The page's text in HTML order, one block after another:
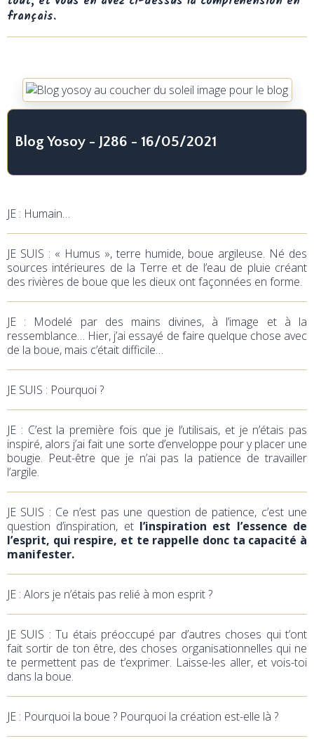
français.
Blog Yosoy - J286 - 16/05/2021
JE : Humain…
JE SUIS : « Humus », terre humide, boue argileuse. Né des
sources intérieures de la Terre et de l’eau de pluie créant
des rivières de boue que les dieux ont façonnées en forme.
JE : Modelé par des mains divines, à l’image et à la
ressemblance… Hier, j’ai essayé de faire quelque chose avec
de la boue, mais c’était difficile…
JE SUIS : Pourquoi ?
JE : C’est la première fois que je l’utilisais, et je n’étais pas
inspiré, alors j’ai fait une sorte d’enveloppe pour y placer une
bougie. Peut-être que je n’ai pas la patience de travailler
l’argile.
JE SUIS : Ce n’est pas une question de patience, c’est une
question d’inspiration, et l’inspiration est l’essence de
l’esprit, qui respire, et te rappelle donc ta capacité à
manifester.
JE : Alors je n’étais pas relié à mon esprit ?
JE SUIS : Tu étais préoccupé par d’autres choses qui t’ont
fait sortir de ton être, des choses organisationnelles qui ne
te permettent pas de t’exprimer. Laisse-les aller, et vois-toi
dans la boue.
JE : Pourquoi la boue ? Pourquoi la création est-elle là ?